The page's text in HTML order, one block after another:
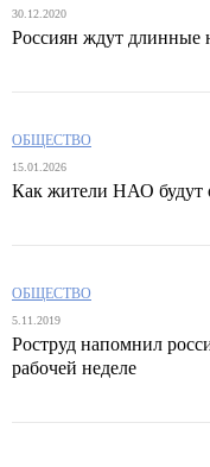
30.12.2020
Россиян ждут длинные
ОБЩЕСТВО
15.01.2026
Как жители НАО будут
ОБЩЕСТВО
5.11.2019
Роструд напомнил
рабочей неделе